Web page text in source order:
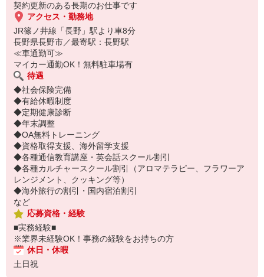
契約更新のある長期のお仕事です
アクセス・勤務地
JR篠ノ井線「長野」駅より車8分
長野県長野市／最寄駅：長野駅
≪車通勤可≫
マイカー通勤OK！無料駐車場有
待遇
◆社会保険完備
◆有給休暇制度
◆定期健康診断
◆年末調整
◆OA無料トレーニング
◆資格取得支援、海外留学支援
◆各種通信教育講座・英会話スクール割引
◆各種カルチャースクール割引（アロマテラピー、フラワーア
レンジメント、クッキング等）
◆海外旅行の割引・国内宿泊割引
など
応募資格・経験
■実務経験■
※業界未経験OK！事務の経験をお持ちの方
休日・休暇
土日祝